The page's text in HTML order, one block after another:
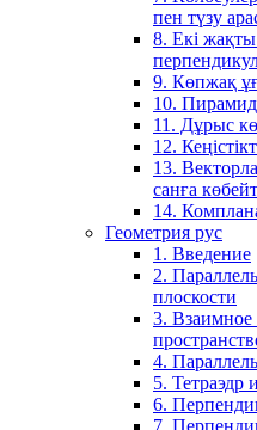
пен түзу
8. Екі
9. Көпжақ
10.
11. Дұрыс
12.
13.
санға
14.
Геометрия рус
1. Введение
2.
плоскости
3.
4.
5. Тетраэдр
6.
7.